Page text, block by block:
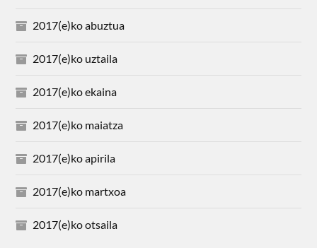
2017(e)ko abuztua
2017(e)ko uztaila
2017(e)ko ekaina
2017(e)ko maiatza
2017(e)ko apirila
2017(e)ko martxoa
2017(e)ko otsaila